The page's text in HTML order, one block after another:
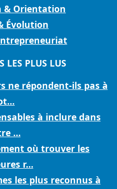
& Orientation
Évolution
LES PLUS LUS
ne répondent-ils pas à
à inclure dans
...
où trouver les
r...
les plus reconnus à